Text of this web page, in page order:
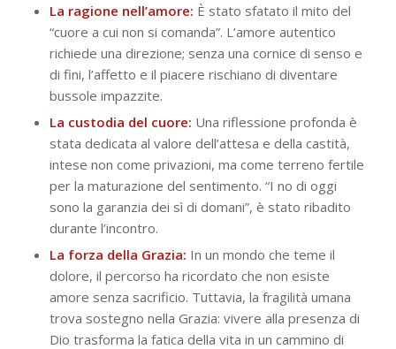
La ragione nell’amore: È stato sfatato il mito del
“cuore a cui non si comanda”. L’amore autentico
richiede una direzione; senza una cornice di senso e
di fini, l’affetto e il piacere rischiano di diventare
bussole impazzite.
La custodia del cuore: Una riflessione profonda è
stata dedicata al valore dell’attesa e della castità,
intese non come privazioni, ma come terreno fertile
per la maturazione del sentimento. “I no di oggi
sono la garanzia dei sì di domani”, è stato ribadito
durante l’incontro.
La forza della Grazia: In un mondo che teme il
dolore, il percorso ha ricordato che non esiste
amore senza sacrificio. Tuttavia, la fragilità umana
trova sostegno nella Grazia: vivere alla presenza di
Dio trasforma la fatica della vita in un cammino di